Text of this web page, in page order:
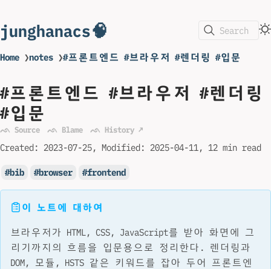
junghanacs🧠 Search
Home ❯notes ❯#프론트엔드 #브라우저 #렌더링 #입문
#프론트엔드 #브라우저 #렌더링
#입문
ᨒ Source ᨒ Blame ᨒ History ↗
Created: 2023-07-25 Modified: 2025-04-11 12 min read
bib browser frontend
이 노트에 대하여
브라우저가 HTML, CSS, JavaScript를 받아 화면에 그
리기까지의 흐름을 입문용으로 정리한다. 렌더링과
DOM, 모듈, HSTS 같은 키워드를 잡아 두어 프론트엔